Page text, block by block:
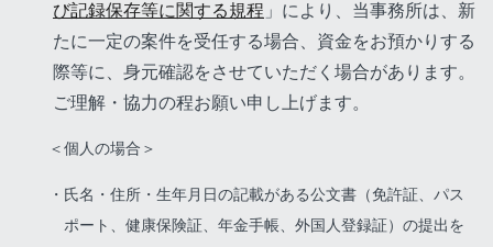
び記録保存等に関する規程 」により、当事務所は、新
たに一定の案件を受任する場合、資金をお預かりする
際等に、身元確認をさせていただく場合があります。
ご理解・協力の程お願い申し上げます。
＜個人の場合＞
氏名・住所・生年月日の記載がある公文書（免許証、パス
ポート、健康保険証、年金手帳、外国人登録証）の提出を